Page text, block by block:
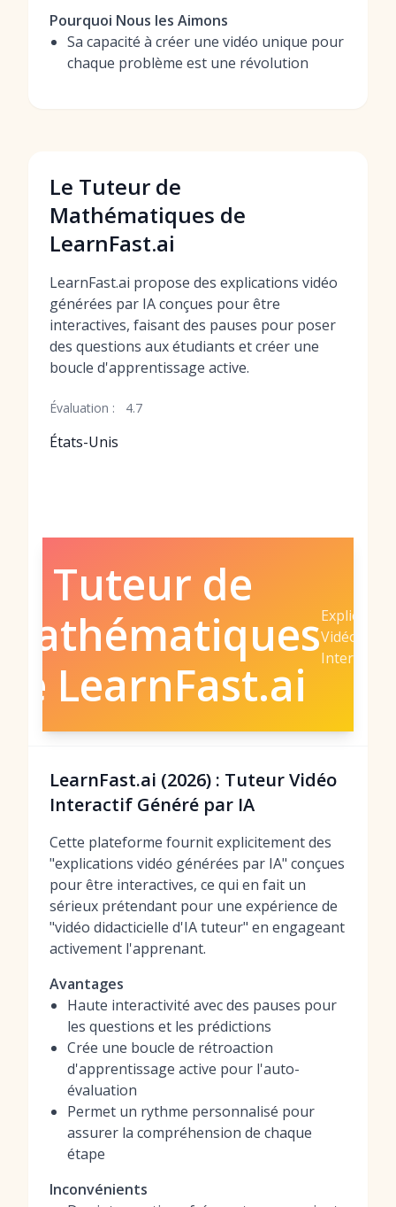
Pourquoi Nous les Aimons
Sa capacité à créer une vidéo unique pour
chaque problème est une révolution
Le Tuteur de
Mathématiques de
LearnFast.ai
LearnFast.ai propose des explications vidéo
générées par IA conçues pour être
interactives, faisant des pauses pour poser
des questions aux étudiants et créer une
boucle d'apprentissage active.
Évaluation : 4.7
États-Unis
Tuteur de
LearnFast.ai
Vidéo IA
LearnFast.ai (2026) : Tuteur Vidéo
Interactif Généré par IA
Cette plateforme fournit explicitement des
"explications vidéo générées par IA" conçues
pour être interactives, ce qui en fait un
sérieux prétendant pour une expérience de
"vidéo didacticielle d'IA tuteur" en engageant
activement l'apprenant.
Avantages
Haute interactivité avec des pauses pour
les questions et les prédictions
Crée une boucle de rétroaction
d'apprentissage active pour l'auto-
évaluation
Permet un rythme personnalisé pour
assurer la compréhension de chaque
étape
Inconvénients